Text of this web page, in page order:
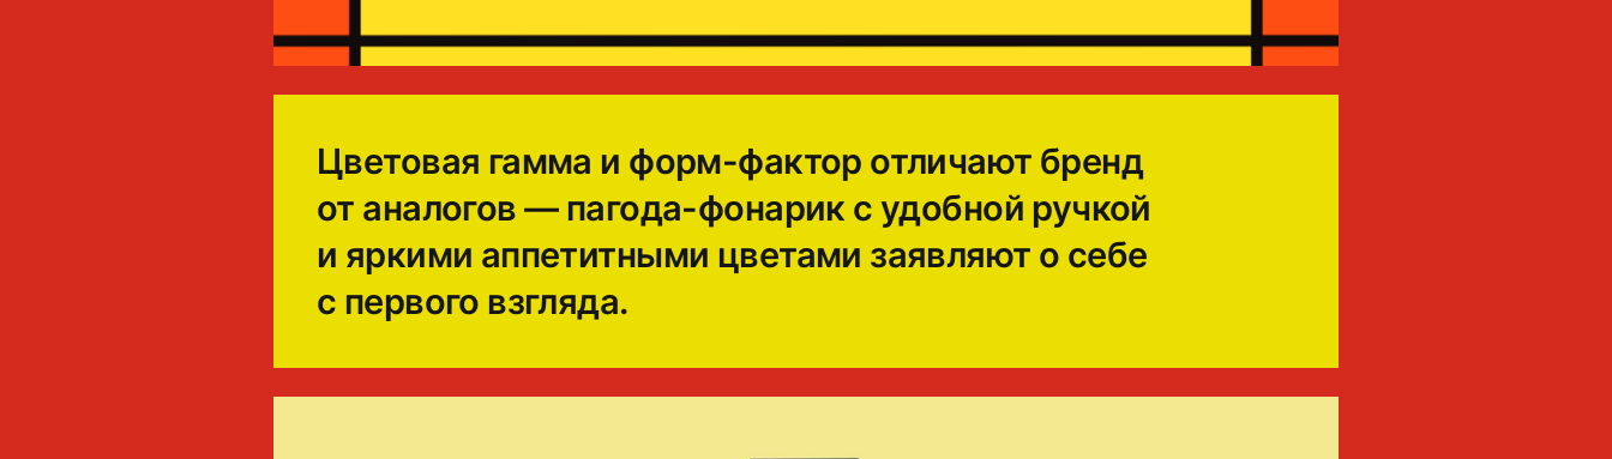
Цветовая гамма и форм-фактор отличают бренд
от аналогов — пагода-фонарик с удобной ручкой
и яркими аппетитными цветами заявляют о себе
с первого взгляда.